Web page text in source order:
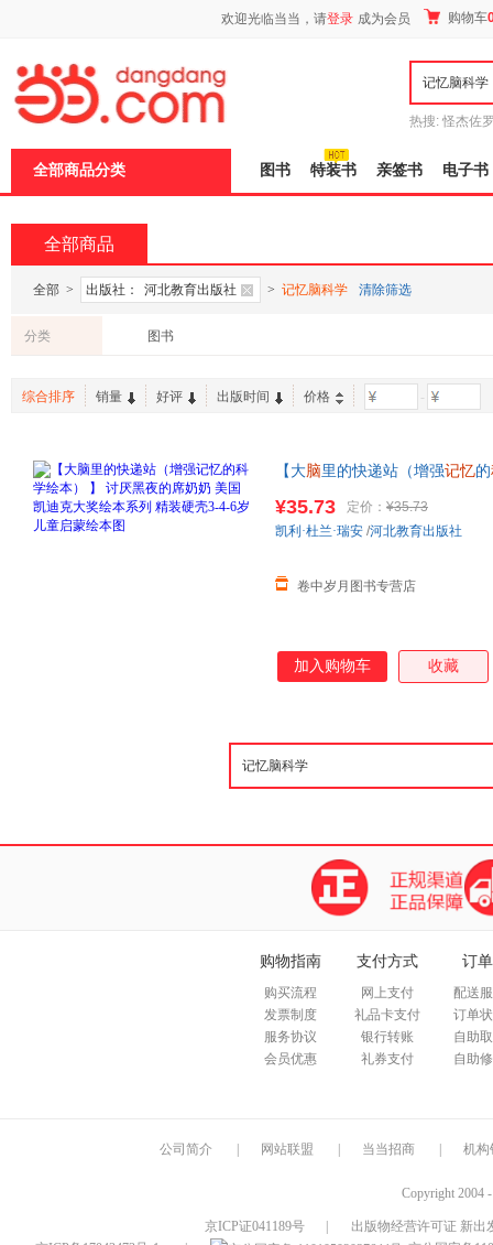
欢迎光临当当，请登录 成为会员 购物车
热搜: 怪杰佐
全部商品分类 图书 特装书 亲签书 电子书
全部商品
全部 > 出版社： 河北教育出版社 > 记忆脑科学 清除筛选
分类 图书
综合排序 销量 好评 出版时间 价格 -
【大脑里的快递站（增强记忆的
忆的科学绘本）
¥35.73 定价： ¥35.73
卷中岁月图书专营店
凯利·杜兰·瑞安 /河北教育出版社
加入购物车 收藏
页
加
购物指南
购买流程
发票制度
服务协议
会员优惠
支付方式
网上支付
礼品卡支付
银行转账
礼券支付
订
配送
订单
自助
自助
公司简介 网站联盟 当当招商 机构
Copyright 2004
京ICP证041189号
出版物经营许可证 新出